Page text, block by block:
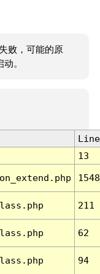
败，可能的原
。
Line
13
1548
211
62
94